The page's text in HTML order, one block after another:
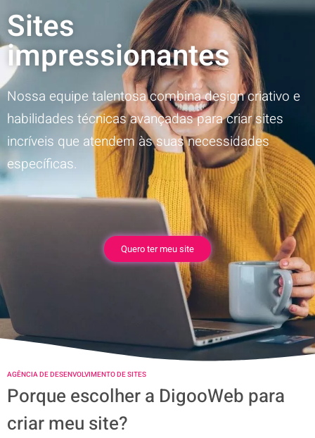
Sites
impressionantes
Nossa equipe talentosa combina design criativo e
habilidades técnicas avançadas para criar sites
incríveis que atendem às suas necessidades
específicas.
Quero ter meu site
AGÊNCIA DE DESENVOLVIMENTO DE SITES
Porque escolher a DigooWeb para
criar meu site?